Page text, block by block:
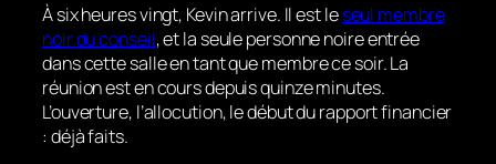
À six heures vingt, Kevin arrive. Il est leseul membre
noir du conseil, et la seule personne noire entrée
dans cette salle en tant que membre ce soir. La
réunion est en cours depuis quinze minutes.
L’ouverture, l’allocution, le début du rapport financier
: déjà faits.